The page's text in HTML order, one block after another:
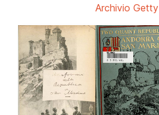
Archivio Getty